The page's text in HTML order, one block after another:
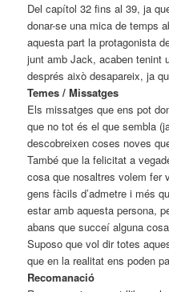
Del capítol 32 fins al 39, ja
donar-se una mica de temps
aquesta part la protagonista
junt amb Jack, acaben tenint
després això desapareix, ja
Temes / Missatges
Els missatges que ens pot
que no tot és el que sembla
descobreixen coses noves
També que la felicitat a
cosa que nosaltres volem fer
gens fàcils d’admetre i més
estar amb aquesta persona,
abans que succeí alguna
Suposo que vol dir totes
que en la realitat ens poden
Recomanació